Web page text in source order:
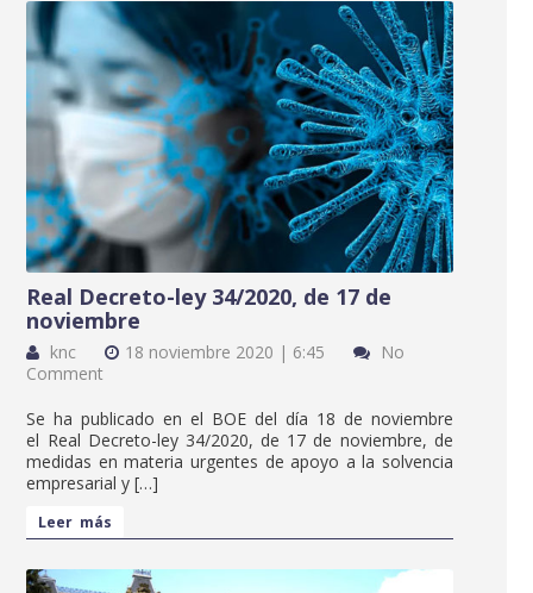
Real Decreto-ley 34/2020, de 17 de
noviembre
knc 18 noviembre 2020 | 6:45
No
Comment
Se ha publicado en el BOE del día 18 de noviembre
el Real Decreto-ley 34/2020, de 17 de noviembre, de
medidas en materia urgentes de apoyo a la solvencia
empresarial y […]
Leer más